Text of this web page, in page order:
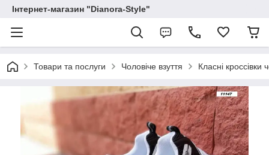
Інтернет-магазин "Dianora-Style"
Товари та послуги Чоловіче взуття Класні